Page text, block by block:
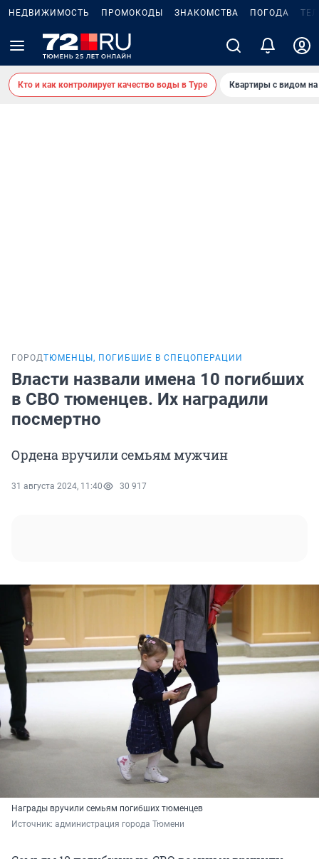
НЕДВИЖИМОСТЬ ПРОМОКОДЫ ЗНАКОМСТВА ПОГОДА
Кто и как контролирует качество воды в Туре Квартиры с видом на
ГОРОДТЮМЕНЦЫ, ПОГИБШИЕ В СПЕЦОПЕРАЦИИ
Власти назвали имена 10 погибших
в СВО тюменцев. Их наградили
посмертно
Ордена вручили семьям мужчин
31 августа 2024, 11:40 30 917
Награды вручили семьям погибших тюменцев
Источник: администрация города Тюмени